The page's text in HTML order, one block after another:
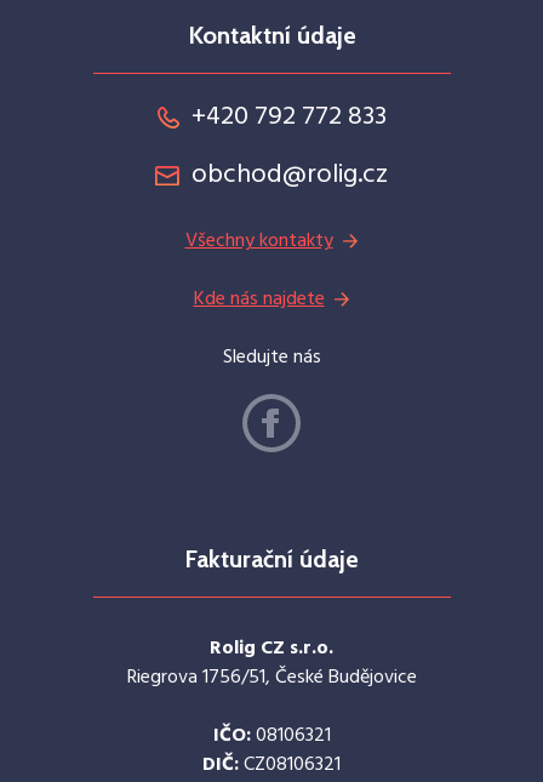
Kontaktní údaje
+420 792 772 833
obchod@rolig.cz
Všechny kontakty
Kde nás najdete
Sledujte nás
Fakturační údaje
Rolig CZ s.r.o.
Riegrova 1756/51, České Budějovice
IČO:08106321
DIČ:CZ08106321